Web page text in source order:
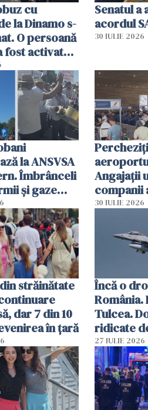
cu
la Dinamo s-
O persoană
fost activat
de
Senatul a
acordul
30 IULIE 2026
la ANSVSA
Îmbrânceli
și gaze
Angajații
companii
vânzării
30 IULIE 2026
străinătate
dar 7 din 10
în țară
Încă o
România.
Tulcea.
ridicate
27 IULIE 2026